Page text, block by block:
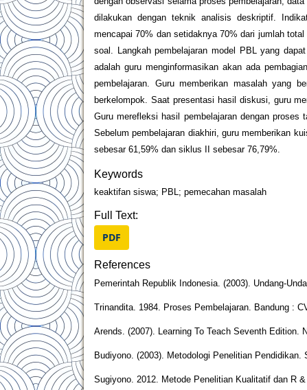
dilakukan dengan teknik analisis deskriptif.
mencapai 70% dan setidaknya 70% dari jumlah
soal. Langkah pembelajaran model PBL yang
adalah guru menginformasikan akan ada
pembelajaran. Guru memberikan masalah yang
berkelompok. Saat presentasi hasil diskusi, guru
Guru merefleksi hasil pembelajaran dengan proses
Sebelum pembelajaran diakhiri, guru memberikan
sebesar 61,59% dan siklus II sebesar 76,79%.
Keywords
keaktifan siswa; PBL; pemecahan masalah
Full Text:
PDF
References
Pemerintah Republik Indonesia. (2003). Undang-
Trinandita. 1984. Proses Pembelajaran. Bandung :
Arends. (2007). Learning To Teach Seventh Edition.
Budiyono. (2003). Metodologi Penelitian
Sugiyono. 2012. Metode Penelitian Kualitatif dan R